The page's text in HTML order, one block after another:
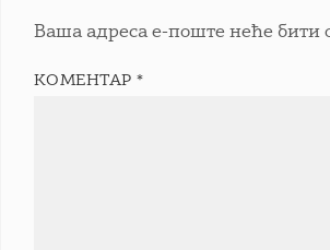
Ваша адреса е-поште неће бити
КОМЕНТАР *